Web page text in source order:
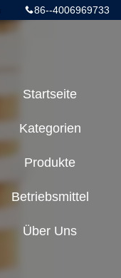
86--4006969733
Startseite
Kategorien
Produkte
Betriebsmittel
Über Uns